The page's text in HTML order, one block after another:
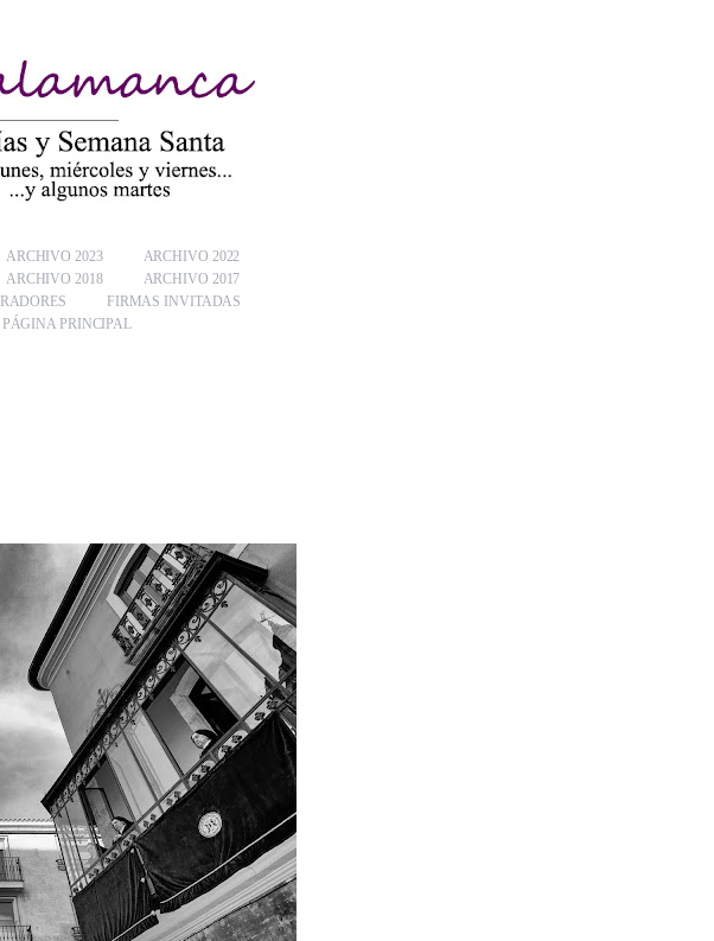
ARCHIVO 2023
ARCHIVO 2022
ARCHIVO 2018
ARCHIVO 2017
FIRMAS INVITADAS
PÁGINA PRINCIPAL